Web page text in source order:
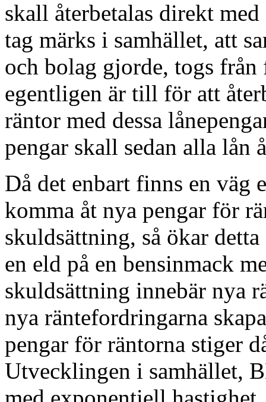
skall återbetalas direkt
tag märks i samhället, att
och bolag gjorde, togs
egentligen är till för att
räntor med dessa
pengar skall sedan alla lån
Då det enbart finns en väg
komma åt nya pengar för
skuldsättning, så ökar
en eld på en bensinmack
skuldsättning innebär nya
nya räntefordringarna
pengar för räntorna stiger
Utvecklingen i samhället,